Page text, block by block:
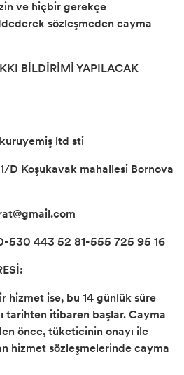
ve hiçbir gerekçe
sözleşmeden cayma
BİLDİRİMİ YAPILACAK
ltd sti
D Koşukavak mahallesi Bornova
530 443 52 81-555 725 95 16
hizmet ise, bu 14 günlük süre
tarihten itibaren başlar. Cayma
önce, tüketicinin onayı ile
hizmet sözleşmelerinde cayma